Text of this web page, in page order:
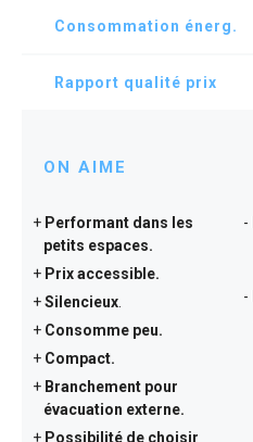
Consommation énerg.
Rapport qualité prix
ON AIME
Performant dans les
petits espaces.
Prix accessible.
Silencieux
Consomme peu.
Compact.
Branchement pour
évacuation externe.
Possibilité de choisir